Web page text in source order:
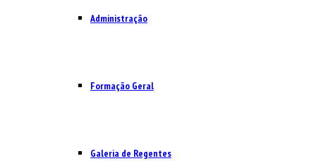
Administração
Formação Geral
Galeria de Regentes